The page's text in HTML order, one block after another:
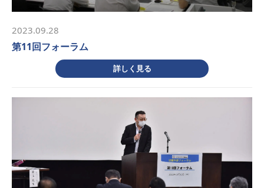
2023.09.28
第11回フォーラム
詳しく見る